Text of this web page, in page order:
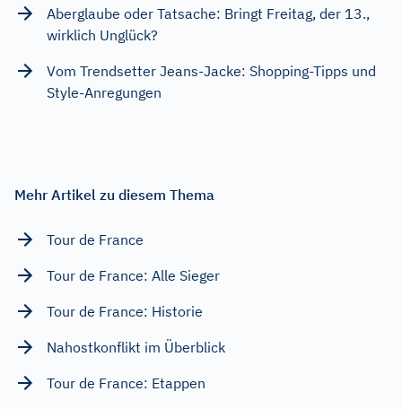
Aberglaube oder Tatsache: Bringt Freitag, der 13.,
wirklich Unglück?
Vom Trendsetter Jeans-Jacke: Shopping-Tipps und
Style-Anregungen
Mehr Artikel zu diesem Thema
Tour de France
Tour de France: Alle Sieger
Tour de France: Historie
Nahostkonflikt im Überblick
Tour de France: Etappen